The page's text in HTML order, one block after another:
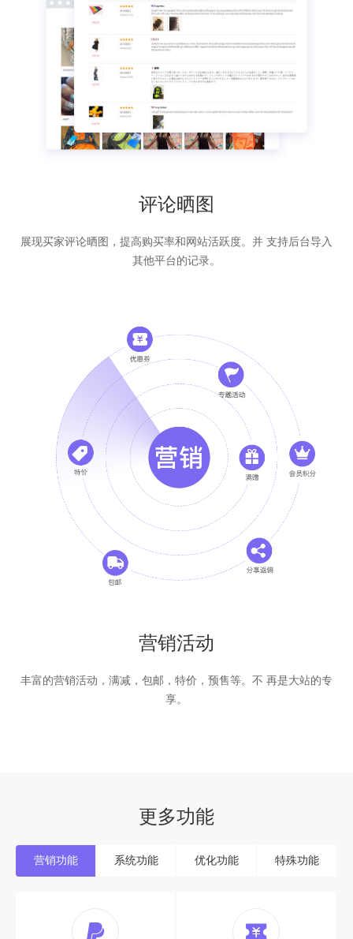
评论晒图
展现买家评论晒图，提高购买率和网站活跃度。并 支持后台导入
其他平台的记录。
营销活动
丰富的营销活动，满减，包邮，特价，预售等。不 再是大站的专
享。
更多功能
营销功能 系统功能 优化功能 特殊功能